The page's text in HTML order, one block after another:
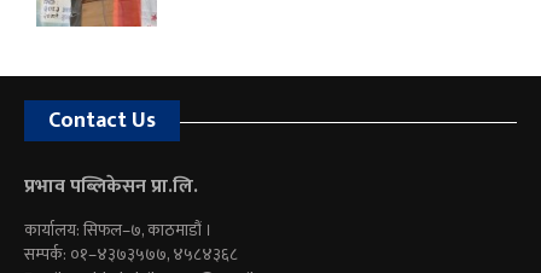
Contact Us
प्रभाव पब्लिकेसन प्रा.लि.
कार्यालय: सिफल–७, काठमाडौं ।
सम्पर्क: ०१–४३७३५७७, ४५८४३६८